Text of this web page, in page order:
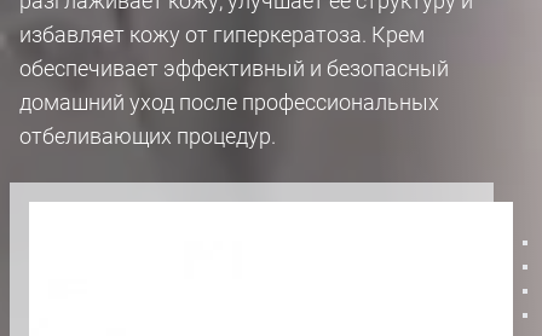
избавляет кожу от гиперкератоза. Крем
обеспечивает эффективный и безопасный
домашний уход после профессиональных
отбеливающих процедур.